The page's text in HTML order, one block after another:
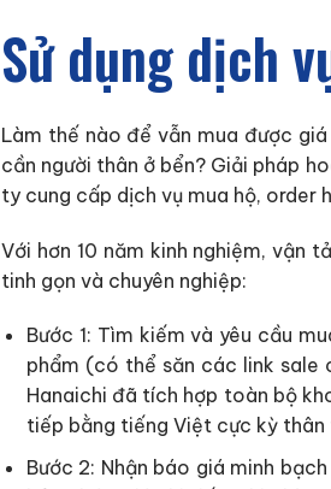
Sử dụng dịch
Làm thế nào để vẫn mua được
cần người thân ở bển? Giải pháp
ty cung cấp dịch vụ mua hộ, order
Với hơn 10 năm kinh nghiệm, vận
tinh gọn và chuyên nghiệp:
Bước 1: Tìm kiếm và yêu cầu
phẩm (có thể săn các link sale
Hanaichi đã tích hợp toàn bộ
tiếp bằng tiếng Việt cực kỳ thân
Bước 2: Nhận báo giá minh